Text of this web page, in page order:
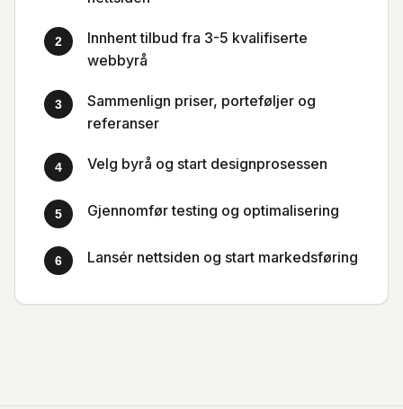
2
Innhent tilbud fra 3-5 kvalifiserte
webbyrå
3
Sammenlign priser, porteføljer og
referanser
4 Velg byrå og start designprosessen
5 Gjennomfør testing og optimalisering
6 Lansér nettsiden og start markedsføring